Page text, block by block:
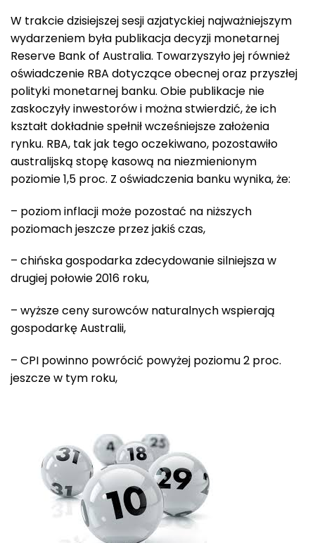
W trakcie dzisiejszej sesji azjatyckiej najważniejszym
wydarzeniem była publikacja decyzji monetarnej
Reserve Bank of Australia. Towarzyszyło jej również
oświadczenie RBA dotyczące obecnej oraz przyszłej
polityki monetarnej banku. Obie publikacje nie
zaskoczyły inwestorów i można stwierdzić, że ich
kształt dokładnie spełnił wcześniejsze założenia
rynku. RBA, tak jak tego oczekiwano, pozostawiło
australijską stopę kasową na niezmienionym
poziomie 1,5 proc. Z oświadczenia banku wynika, że:
– poziom inflacji może pozostać na niższych
poziomach jeszcze przez jakiś czas,
– chińska gospodarka zdecydowanie silniejsza w
drugiej połowie 2016 roku,
– wyższe ceny surowców naturalnych wspierają
gospodarkę Australii,
– CPI powinno powrócić powyżej poziomu 2 proc.
jeszcze w tym roku,